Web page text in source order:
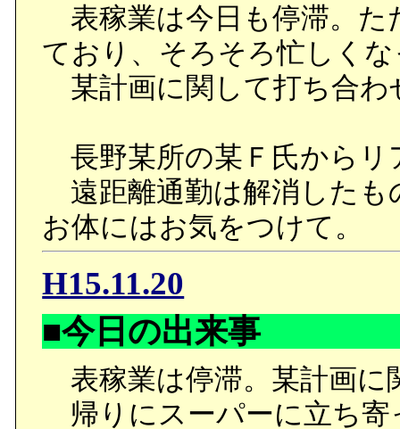
表稼業は今日も停滞。た
ており、そろそろ忙しく
某計画に関して打ち合わ
長野某所の某Ｆ氏からリ
遠距離通勤は解消したも
お体にはお気をつけて。
H15.11.20
■今日の出来事
表稼業は停滞。某計画に
帰りにスーパーに立ち寄